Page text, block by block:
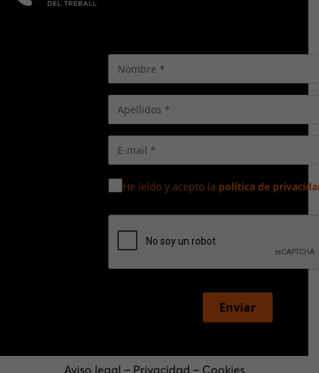
He leído y acepto la política de
Enviar
Aviso legal – Privacidad – Cookies